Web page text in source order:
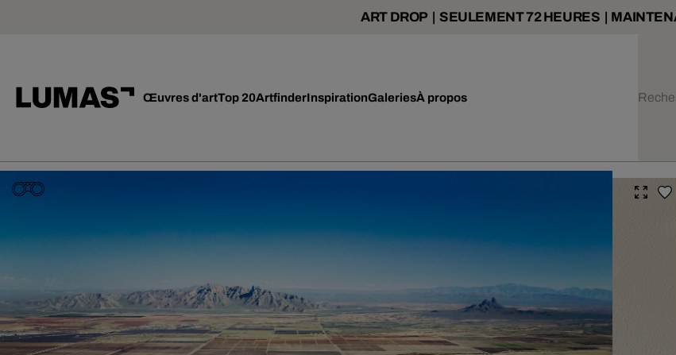
ART DROP | SEULEMENT 72 HEURES |
Œuvres d'artTop 20ArtfinderInspirationGaleriesÀ propos